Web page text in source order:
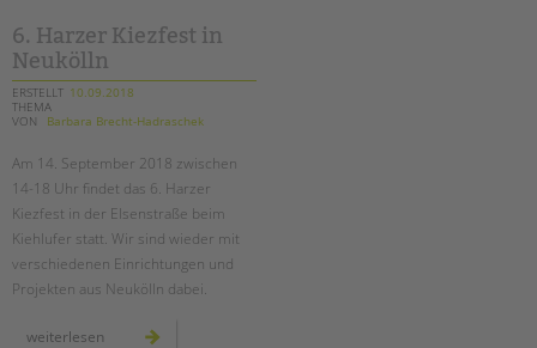
PROFIL | LEITBILD
Bereiche im Überblick
Kinder- und Jugendschutz
Unsere Videos
Gesellschafter VdK
schoolcoach BTL
tandem international
KARRIERE
Stellenangebote
tag
–
erzieher*innen
gesucht!
6. Harzer Kiezfest in
Neukölln
ERSTELLT 10.09.2018
THEMA
VON
Barbara Brecht-Hadraschek
Am 14. September 2018 zwischen
14-18 Uhr findet das 6. Harzer
Kiezfest in der Elsenstraße beim
Kiehlufer statt. Wir sind wieder mit
verschiedenen Einrichtungen und
Projekten aus Neukölln dabei.
weiterlesen